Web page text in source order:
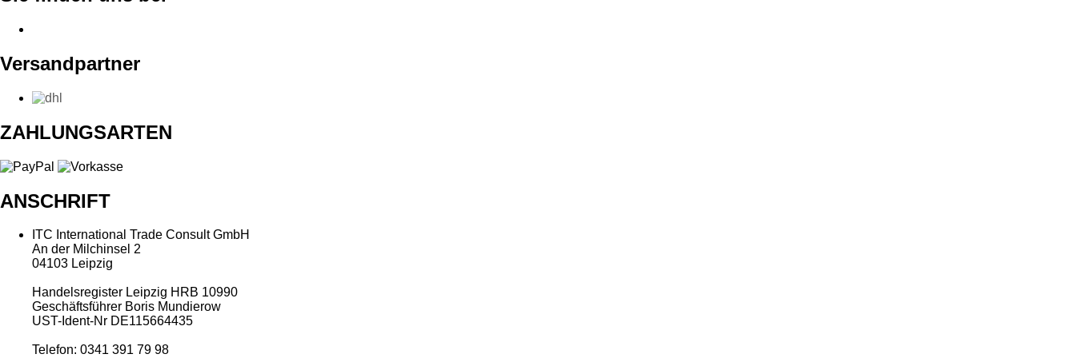
Versandpartner
ZAHLUNGSARTEN
ANSCHRIFT
ITC International Trade Consult GmbH
An der Milchinsel 2
04103 Leipzig
Handelsregister Leipzig HRB 10990
Geschäftsführer Boris Mundierow
UST-Ident-Nr DE115664435
Telefon: 0341 391 79 98